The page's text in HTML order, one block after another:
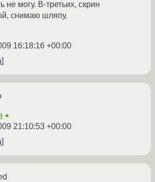
не могу. В-третьих, скрин
снимаю шляпу.
16:18:16 +00:00
★
21:10:53 +00:00